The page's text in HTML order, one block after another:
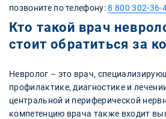
позвоните по телефону:8 800 302-36-
Кто такой врач
стоит обратиться за
Невролог – это врач,
профилактике, диагностике и
центральной и периферической
компетенцию врача также входит